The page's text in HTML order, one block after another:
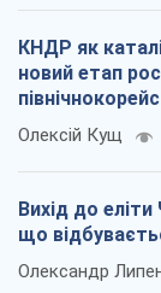
КНДР як
новий етап
Олексій Кущ
Вихід до
що
Олександр